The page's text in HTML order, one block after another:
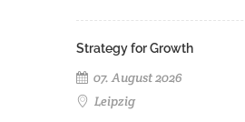
Strategy for Growth
07. August 2026
Leipzig